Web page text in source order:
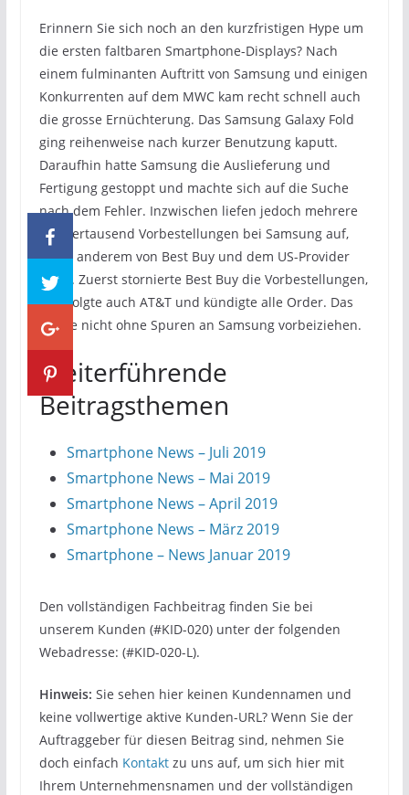
Erinnern Sie sich noch an den kurzfristigen Hype um
die ersten faltbaren Smartphone-Displays? Nach
einem fulminanten Auftritt von Samsung und einigen
Konkurrenten auf dem MWC kam recht schnell auch
die grosse Ernüchterung. Das Samsung Galaxy Fold
ging reihenweise nach kurzer Benutzung kaputt.
Daraufhin hatte Samsung die Auslieferung und
Fertigung gestoppt und machte sich auf die Suche
nach dem Fehler. Inzwischen liefen jedoch mehrere
hundertausend Vorbestellungen bei Samsung auf,
unter anderem von Best Buy und dem US-Provider
AT&T. Zuerst stornierte Best Buy die Vorbestellungen,
nun folgte auch AT&T und kündigte alle Order. Das
dürfte nicht ohne Spuren an Samsung vorbeiziehen.
Weiterführende
Beitragsthemen
Smartphone News – Juli 2019
Smartphone News – Mai 2019
Smartphone News – April 2019
Smartphone News – März 2019
Smartphone – News Januar 2019
Den vollständigen Fachbeitrag finden Sie bei
unserem Kunden (#KID-020) unter der folgenden
Webadresse: (#KID-020-L).
Hinweis: Sie sehen hier keinen Kundennamen und
keine vollwertige aktive Kunden-URL? Wenn Sie der
Auftraggeber für diesen Beitrag sind, nehmen Sie
doch einfach Kontaktzu uns auf, um sich hier mit
Ihrem Unternehmensnamen und der vollständigen